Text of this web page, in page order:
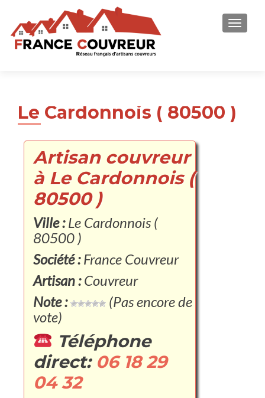
Le Cardonnois ( 80500 )
Artisan couvreur
à Le Cardonnois (
80500 )
Ville :Le Cardonnois (
80500 )
Société :France Couvreur
Artisan :Couvreur
Note :
(Pas encore de
vote)
Téléphone
direct: 06 18 29
04 32